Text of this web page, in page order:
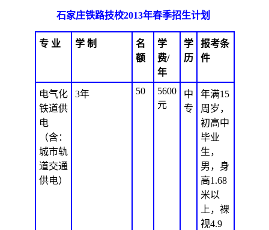
石家庄铁路技校2013年春季招生计划
专 业 学 制
名
额
学
费/
年
学
历
报考条
件
电气化
铁道供
电
（含：
城市轨
道交通
供电）
3年 50
5600
元
中
专
年满15
周岁，
初高中
毕业
生，
男，身
高1.68
米以
上，裸
视4.9